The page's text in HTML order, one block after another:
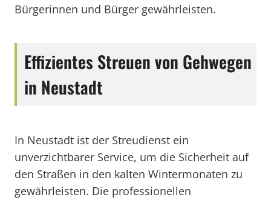
Bürgerinnen und Bürger gewährleisten.
Effizientes Streuen von Gehwegen
in Neustadt
In Neustadt ist der Streudienst ein
unverzichtbarer Service, um die Sicherheit auf
den Straßen in den kalten Wintermonaten zu
gewährleisten. Die professionellen